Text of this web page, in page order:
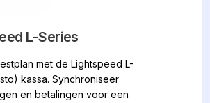
L-Series
met de Lightspeed L-
kassa. Synchroniseer
en betalingen voor een